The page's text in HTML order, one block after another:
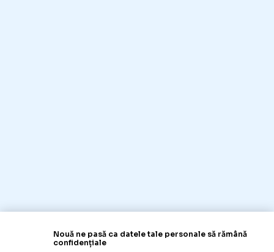
Nouă ne pasă ca datele tale personale să rămână
confidențiale